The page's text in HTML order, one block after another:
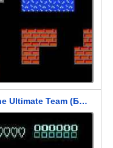
Battletoads & Double Dragon - The Ultimate Team (Боевые Жабы и Двойной Дракон: Завершающий Отряд)